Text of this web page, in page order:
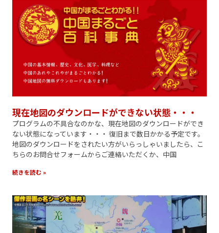
現在地図のダウンロードができない状態・・・
プログラムの不具合なのかな、現在地図のダウンロードができ
ない状態になっています・・・ 復旧まで数日かかる予定です。
地図のダウンロードをされたい方がいらっしゃいましたら、こ
ちらのお問合せフォームからご連絡いただくか、中国
続きを読む »